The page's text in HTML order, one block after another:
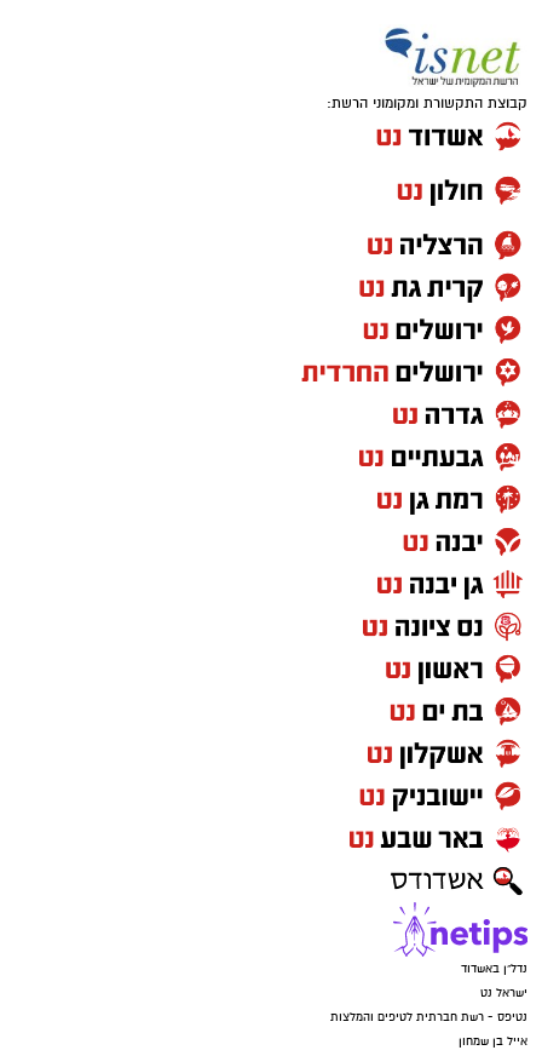
קבוצת התקשורת ומקומוני הרשת:
נדל"ן באשדוד
ישראל נט
נטיפס - רשת חברתית לטיפים והמלצות
אייל בן שמחון